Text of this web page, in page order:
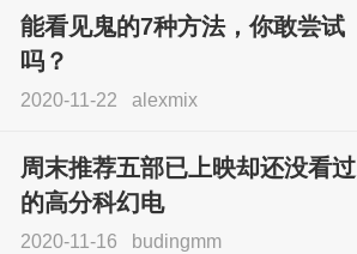
能看见鬼的7种方法，你敢尝试
吗？
2020-11-22 alexmix
周末推荐五部已上映却还没看过
的高分科幻电
2020-11-16 budingmm